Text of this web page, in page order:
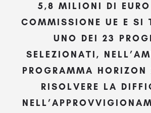
5,8 MILIONI DI
COMMISSIONE UE E SI
UNO DEI 23
SELEZIONATI,
PROGRAMMA HORIZON
RISOLVERE LA